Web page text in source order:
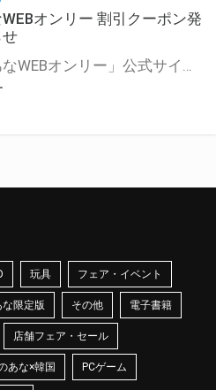
オンリー 割引クーポン発
「とらのあなWEBオンリー」公式サイトでとらのあな通販の「割引クーポン」を配布中！ イベントごとに開催当日限定で使える割引クーポンのシリアルコードを発行します。 とらのあなWEBオンリーのページをチェックして、イベント当日にお得にお買い物を楽しみましょう♪ ※本キャンペーンは予告なく終了する場合がございます。 とらのあなWEBオンリーサイトはこちら
玩具 フェア・イベント
な限定版 その他 電子書籍
店舗フェア・セール
あな×韓国 PCゲーム